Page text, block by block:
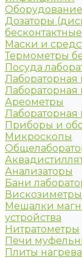
Дозаторы
бесконтактные
Маски и
Термометры
Посуда
Лабораторная
Лабораторная
Ареометры
Лабораторная
Приборы и
Микроскопы
Анализаторы
Бани
Вискозиметры
Мешалки
устройства
Нитратометры
Печи
Плиты